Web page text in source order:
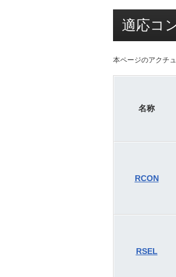
適応コ
本ページのアクチ
名称
RCON
RSEL